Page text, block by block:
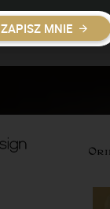
ZAPISZ MNIE